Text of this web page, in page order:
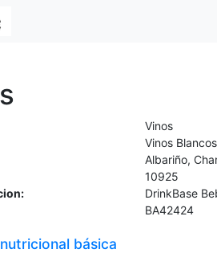
Vinos
Vinos Blancos
Albariño,
10925
DrinkBase
BA42424
básica